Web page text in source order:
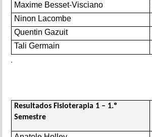
Maxime Besset-Visciano
Ninon Lacombe
Quentin Gazuit
Tali Germain
.
Resultados Fisioterapia 1 – 1.º
Semestre